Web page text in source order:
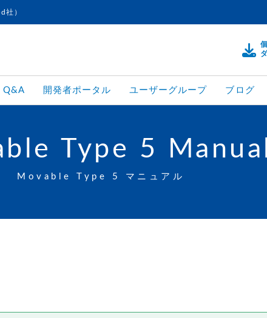
社）
Q&A 開発者ポータル ユーザーグループ ブログ
Type 5 Manual
Movable Type 5 マニュアル